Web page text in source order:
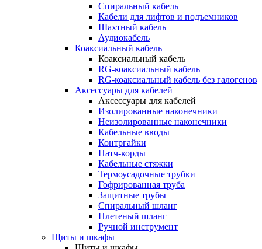
Спиральный кабель
Кабели для лифтов и подъемников
Шахтный кабель
Аудиокабель
Коаксиальный кабель
Коаксиальный кабель
RG-коаксиальный кабель
RG-коаксиальный кабель без галогенов
Аксессуары для кабелей
Аксессуары для кабелей
Изолированные наконечники
Неизолированные наконечники
Кабельные вводы
Контргайки
Патч-корды
Кабельные стяжки
Термоусадочные трубки
Гофрированная труба
Защитные трубы
Спиральный шланг
Плетеный шланг
Ручной инструмент
Щиты и шкафы